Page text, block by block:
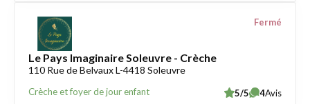
Le Pays Imaginaire Soleuvre - Crèche
110 Rue de Belvaux L-4418 Soleuvre
Crèche et foyer de jour enfant
Fermé
5/5 4Avis